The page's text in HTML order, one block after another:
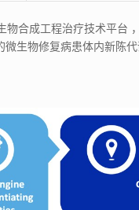
物合成工程治疗技术平台
生物修复病患体内新陈